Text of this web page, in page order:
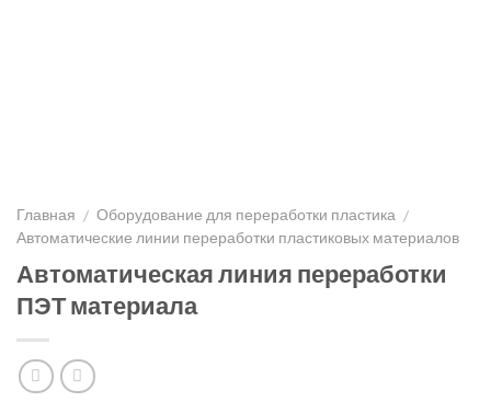
Главная / Оборудование для переработки пластика /
Автоматические линии переработки пластиковых материалов
Автоматическая линия переработки
ПЭТ материала